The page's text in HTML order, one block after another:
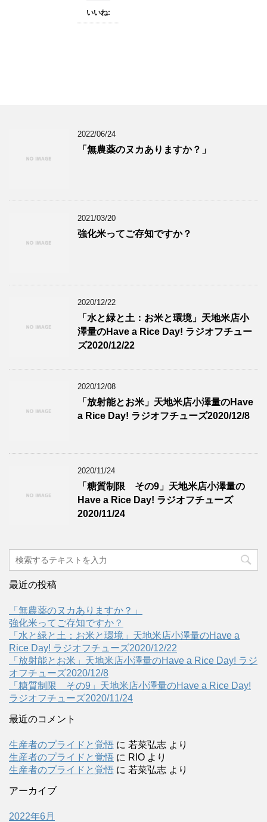
いいね:
2022/06/24
「無農薬のヌカありますか？」
2021/03/20
強化米ってご存知ですか？
2020/12/22
「水と緑と土：お米と環境」天地米店小
澤量のHave a Rice Day! ラジオフチュー
ズ2020/12/22
2020/12/08
「放射能とお米」天地米店小澤量のHave
a Rice Day! ラジオフチューズ2020/12/8
2020/11/24
「糖質制限 その9」天地米店小澤量の
Have a Rice Day! ラジオフチューズ
2020/11/24
最近の投稿
「無農薬のヌカありますか？」
強化米ってご存知ですか？
「水と緑と土：お米と環境」天地米店小澤量のHave a
Rice Day! ラジオフチューズ2020/12/22
「放射能とお米」天地米店小澤量のHave a Rice Day! ラジ
オフチューズ2020/12/8
「糖質制限 その9」天地米店小澤量のHave a Rice Day!
ラジオフチューズ2020/11/24
最近のコメント
生産者のプライドと覚悟 に 若菜弘志 より
生産者のプライドと覚悟 に RIO より
生産者のプライドと覚悟 に 若菜弘志 より
アーカイブ
2022年6月